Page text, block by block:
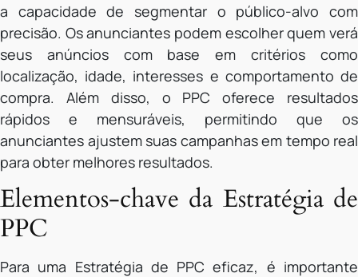
a capacidade de segmentar o público-alvo com
precisão. Os anunciantes podem escolher quem verá
seus anúncios com base em critérios como
localização, idade, interesses e comportamento de
compra. Além disso, o PPC oferece resultados
rápidos e mensuráveis, permitindo que os
anunciantes ajustem suas campanhas em tempo real
para obter melhores resultados.
Elementos-chave da Estratégia de
PPC
Para uma Estratégia de PPC eficaz, é importante